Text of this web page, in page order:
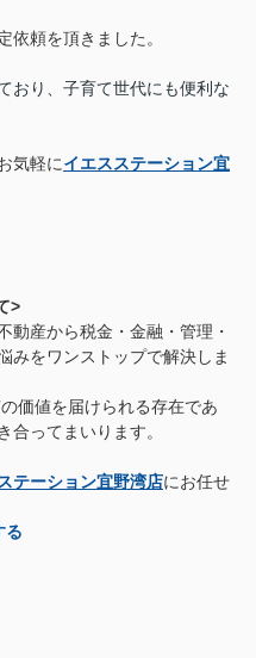
依頼を頂きました。
おり、子育て世代にも便利な
気軽にイエスステーション宜
>
動産から税金・金融・管理・
みをワンストップで解決しま
価値を届けられる存在であ
合ってまいります。
テーション宜野湾店にお任せ
る